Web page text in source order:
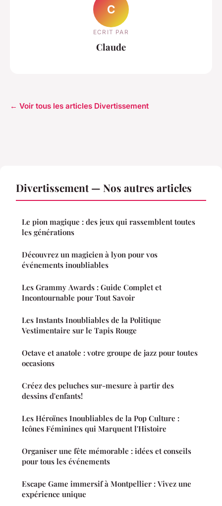
C
ECRIT PAR
Claude
← Voir tous les articles Divertissement
Divertissement — Nos autres articles
Le pion magique : des jeux qui rassemblent toutes
les générations
Découvrez un magicien à lyon pour vos
événements inoubliables
Les Grammy Awards : Guide Complet et
Incontournable pour Tout Savoir
Les Instants Inoubliables de la Politique
Vestimentaire sur le Tapis Rouge
Octave et anatole : votre groupe de jazz pour toutes
occasions
Créez des peluches sur-mesure à partir des
dessins d'enfants!
Les Héroïnes Inoubliables de la Pop Culture :
Icônes Féminines qui Marquent l'Histoire
Organiser une fête mémorable : idées et conseils
pour tous les événements
Escape Game immersif à Montpellier : Vivez une
expérience unique